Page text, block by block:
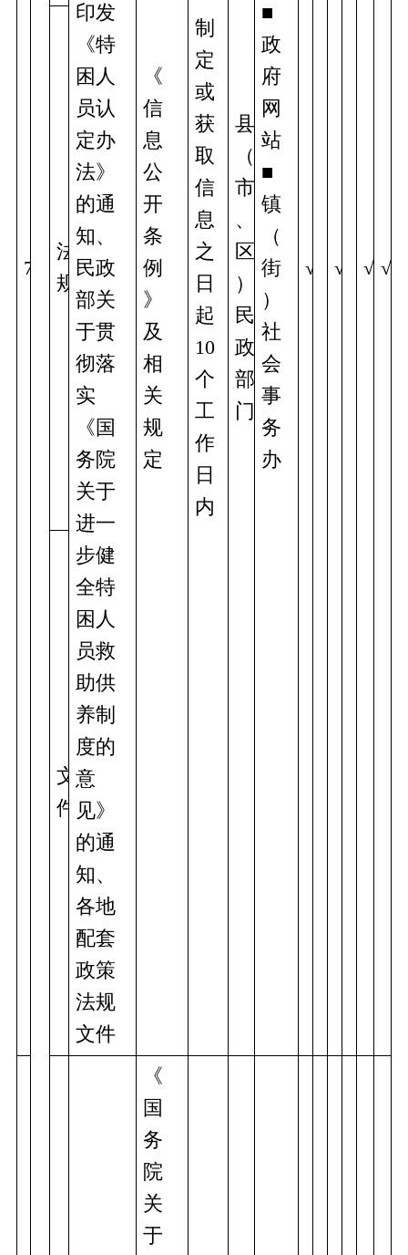
7
印发
《特
困人
员认
定办
法》
的通
知、
民政
部关
于贯
彻落
实
《国
务院
关于
进一
步健
全特
困人
员救
助供
养制
度的
意
见》
的通
知、
各地
配套
政策
法规
文件
《
信
息
公
开
条
例
》
及
相
关
规
定
制
定
或
获
取
信
息
之
日
起
10
个
工
作
日
内
县
（
市
、
区
）
民
政
部
门
■
政
府
网
站
■
镇
（
街
）
社
会
事
务
办
√ √ √ √
法
规
文
件
《
国
务
院
关
于